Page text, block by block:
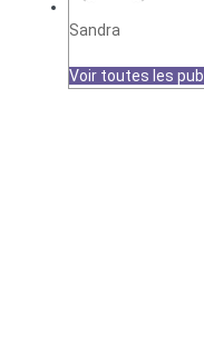
Sandra
Voir toutes les